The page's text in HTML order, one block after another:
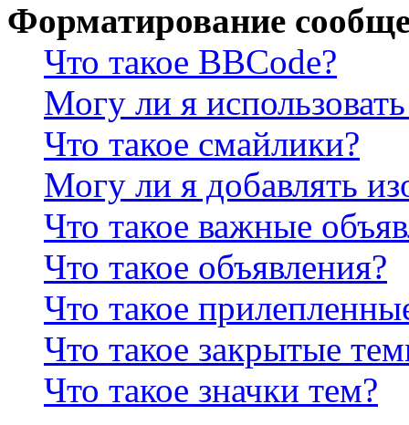
Форматирование
Что такое BBCode?
Могу ли я
Что такое смайлики?
Могу ли я добавлять
Что такое важные
Что такое объявления?
Что такое
Что такое закрытые
Что такое значки тем?